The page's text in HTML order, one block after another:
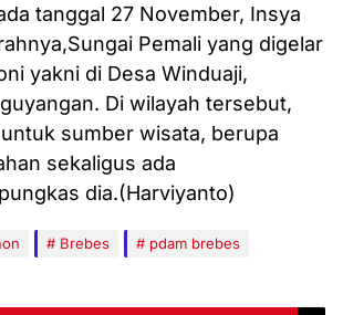
tanggal 27 November, Insya
Pemali yang digelar
yakni di Desa Winduaji,
Di wilayah tersebut,
sumber wisata, berupa
sekaligus ada
dia.(Harviyanto)
Brebes
pdam brebes